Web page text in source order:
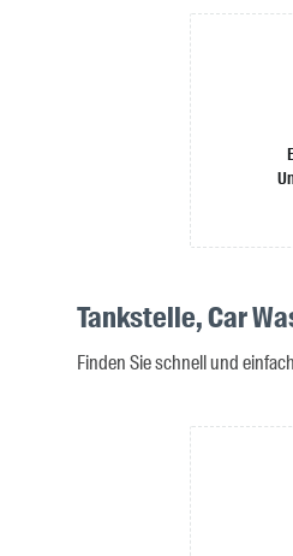
Tankstelle, Car
Finden Sie schnell und